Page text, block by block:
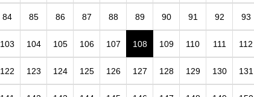
84 85 86 87 88 89 90 91 92 93
103 104 105 106 107 108 109 110 111 112
122 123 124 125 126 127 128 129 130 131